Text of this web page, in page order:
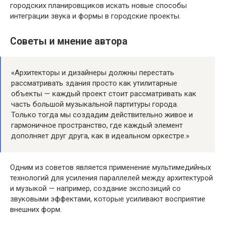
городских планировщиков искать новые способы
интеграции звука и формы в городские проекты.
Советы и мнение автора
«Архитекторы и дизайнеры должны перестать
рассматривать здания просто как утилитарные
объекты — каждый проект стоит рассматривать как
часть большой музыкальной партитуры города.
Только тогда мы создадим действительно живое и
гармоничное пространство, где каждый элемент
дополняет друг друга, как в идеальном оркестре.»
Одним из советов является применение мультимедийных
технологий для усиления параллелей между архитектурой
и музыкой — например, создание экспозиций со
звуковыми эффектами, которые усиливают восприятие
внешних форм.